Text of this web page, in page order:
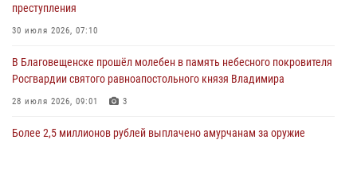
преступления
30 июля 2026, 07:10
В Благовещенске прошёл молебен в память небесного покровителя
Росгвардии святого равноапостольного князя Владимира
28 июля 2026, 09:01 3
Более 2,5 миллионов рублей выплачено амурчанам за оружие